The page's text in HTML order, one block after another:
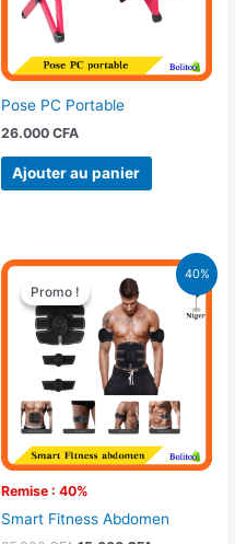
Pose PC Portable
26.000 CFA
Ajouter au panier
40%
Promo !
Remise : 40%
Promo !
Smart Fitness Abdomen
Le
prix
initial
était :
25.000 CFA.
Le
prix
est :
15.000 CFA.